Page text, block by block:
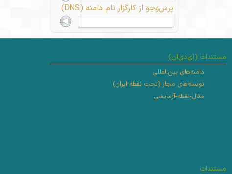
پرس‌وجو از کارگزار نام دامنه (DNS)
مستندات (آی‌دی‌ان)
دامنه‌های بین‌المللی
نویسه‌های مجاز (تحت نقطه-ایران)
مثال-نقطه-آزمایشی
مستندات